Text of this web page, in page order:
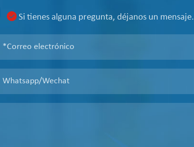
Si tienes alguna pregunta, déjanos un mensaje.